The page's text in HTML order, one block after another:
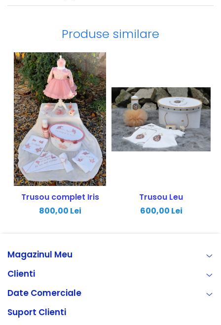
Produse similare
Trusou complet Iris
800,00 Lei
Trusou Leu
600,00 Lei
Magazinul Meu
Clienti
Date Comerciale
Suport Clienti